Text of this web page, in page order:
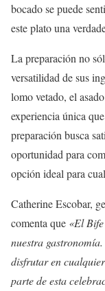
bocado se puede
este plato una
La preparación no
versatilidad de sus
lomo vetado, el
experiencia única
preparación busca
oportunidad para
opción ideal para
Catherine Escobar,
comenta que «El
nuestra
disfrutar en
parte de esta